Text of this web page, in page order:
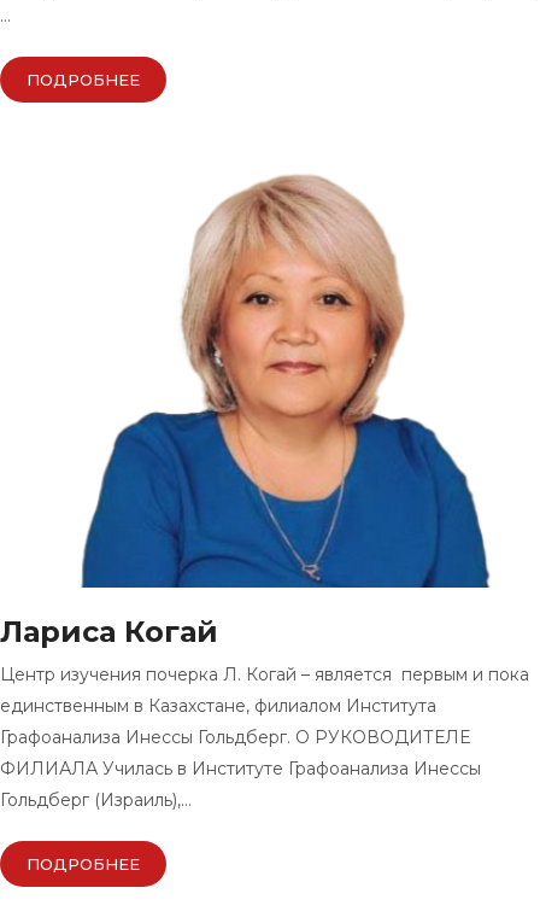
…
ПОДРОБНЕЕ
Лариса Когай
Центр изучения почерка Л. Когай – является первым и пока
единственным в Казахстане, филиалом Института
Графоанализа Инессы Гольдберг. О РУКОВОДИТЕЛЕ
ФИЛИАЛА Училась в Институте Графоанализа Инессы
Гольдберг (Израиль),…
ПОДРОБНЕЕ